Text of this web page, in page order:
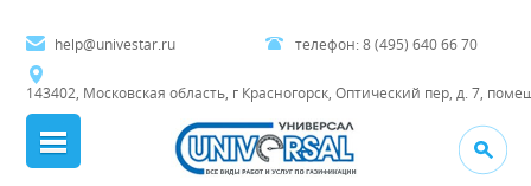
help@univestar.ru
143402, Московская область, г Красногорск, Оптический пер, д. 7,
телефон: 8 (495) 640 66 70